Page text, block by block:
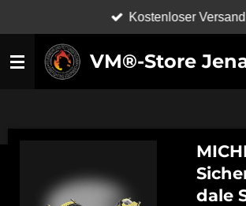
springen
VM®-Store
Kostenloser Versand
dale